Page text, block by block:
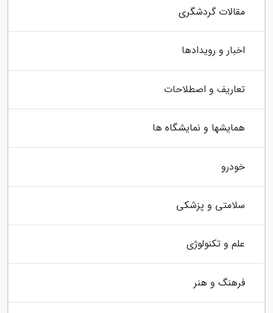
مقالات گردشگری
اخبار و رویدادها
تعاریف و اصطلاحات
همایشها و نمایشگاه ها
خودرو
سلامتی و پزشکی
علم و تکنولوژی
فرهنگ و هنر